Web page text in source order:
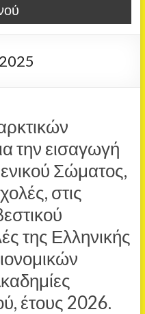
την εισαγωγή
Σώματος,
στις
της Ελληνικής
έτους 2026.